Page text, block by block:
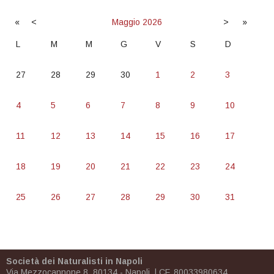
« < Maggio 2026 > »
L M M G V S D
27 28 29 30 1 2 3
4 5 6 7 8 9 10
11 12 13 14 15 16 17
18 19 20 21 22 23 24
25 26 27 28 29 30 31
Società dei Naturalisti in Napoli